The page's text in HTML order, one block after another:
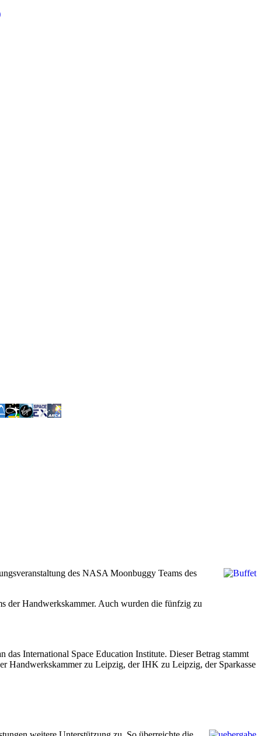
des NASA Moonbuggy Teams des
der Handwerkskammer. Auch wurden die fünfzig zu
International Space Education Institute. Dieser Betrag stammt
Handwerkskammer zu Leipzig, der IHK zu Leipzig, der Sparkasse